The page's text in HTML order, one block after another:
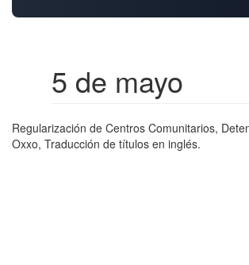
5 de mayo
Regularización de Centros Comunitarios,
Oxxo, Traducción de títulos en inglés.